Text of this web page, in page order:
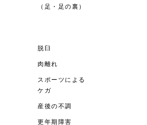
（足・足の裏）
脱臼
肉離れ
スポーツによる
ケガ
産後の不調
更年期障害